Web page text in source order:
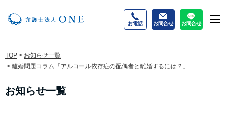
お電話 お問合せ お問合せ
TOP > お知らせ一覧
> 離婚問題コラム「アルコール依存症の配偶者と離婚するには？」
お知らせ一覧